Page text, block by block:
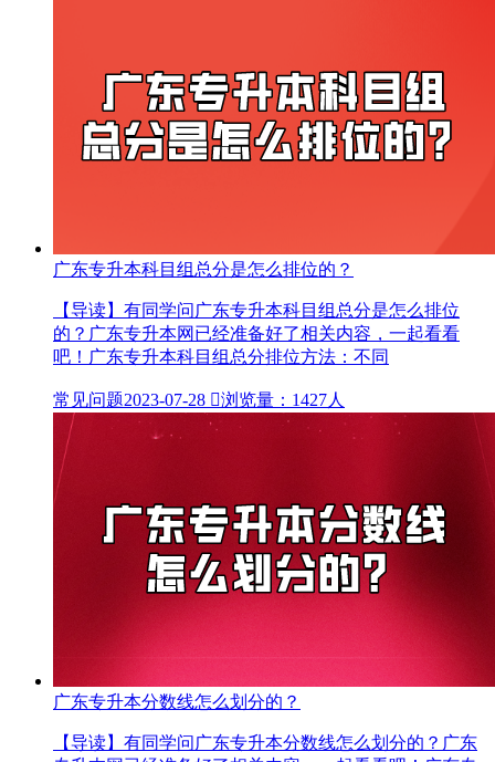
广东专升本科目组总分是怎么排位的？
【导读】有同学问广东专升本科目组总分是怎么排位
的？广东专升本网已经准备好了相关内容，一起看看
吧！广东专升本科目组总分排位方法：不同
常见问题2023-07-28 浏览量：1427人
广东专升本分数线怎么划分的？
【导读】有同学问广东专升本分数线怎么划分的？广东